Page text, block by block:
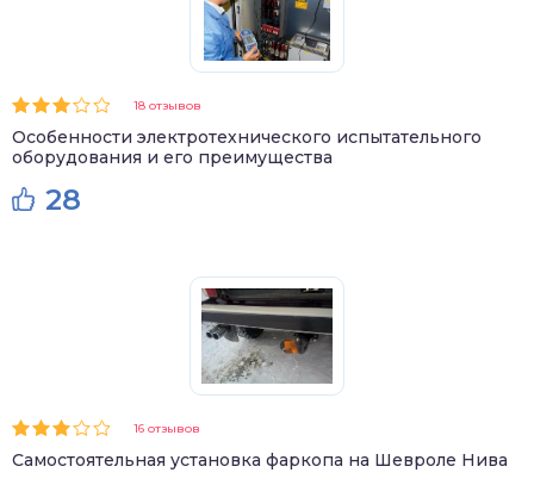
18 отзывов
Особенности электротехнического испытательного
оборудования и его преимущества
28
16 отзывов
Самостоятельная установка фаркопа на Шевроле Нива